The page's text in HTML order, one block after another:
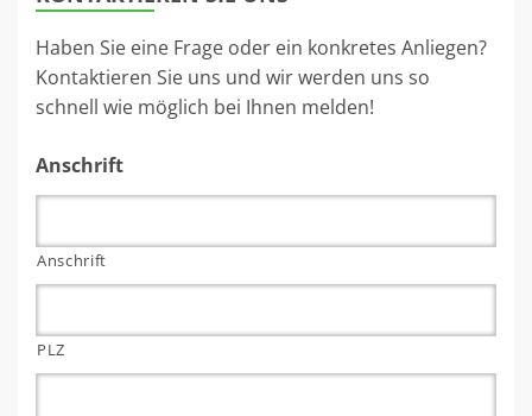
Haben Sie eine Frage oder ein konkretes Anliegen?
Kontaktieren Sie uns und wir werden uns so
schnell wie möglich bei Ihnen melden!
Anschrift
Anschrift
PLZ